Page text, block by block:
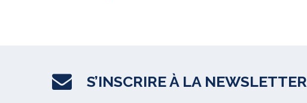
S’INSCRIRE À LA NEWSLETTER